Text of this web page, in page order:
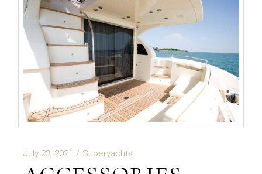
July 23, 2021 Superyachts